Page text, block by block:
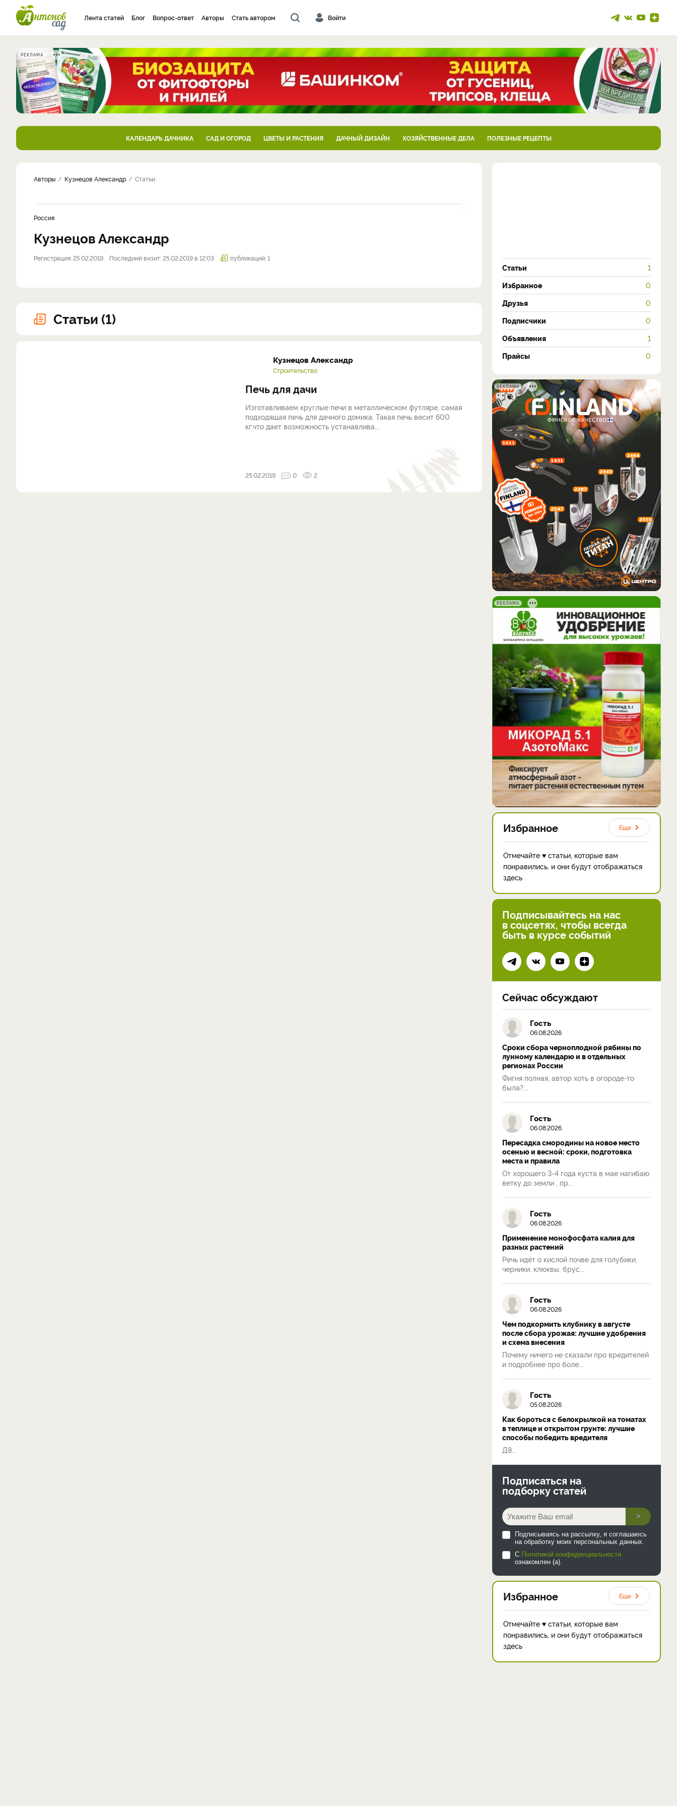
Лента статей Блог Вопрос-ответ Авторы Стать автором Войти
РЕКЛАМА
КАЛЕНДАРЬ ДАЧНИКА САД И ОГОРОД ЦВЕТЫ И РАСТЕНИЯ ДАЧНЫЙ ДИЗАЙН ХОЗЯЙСТВЕННЫЕ ДЕЛА ПОЛЕЗНЫЕ РЕЦЕПТЫ
Авторы Кузнецов Александр Статьи
Россия
Кузнецов Александр
Регистрация: 25.02.2019 Последний визит: 25.02.2019 в 12:03 публикаций: 1
Статьи (1)
Кузнецов Александр
Строительство
Печь для дачи
Изготавливаем круглые печи в металлическом футляре, самая
подходящая печь для дачного домика. Такая печь весит 600
кг.что дает возможность устанавлива...
25.02.2019 0 2
Статьи 1
Избранное 0
Друзья 0
Подписчики 0
Объявления 1
Прайсы 0
РЕКЛАМА
РЕКЛАМА
Избранное Еще
Отмечайте ♥ статьи, которые вам
понравились, и они будут отображаться
здесь
Подписывайтесь на нас
в соцсетях, чтобы всегда
быть в курсе событий
Сейчас обсуждают
Гость
06.08.2026
Сроки сбора черноплодной рябины по
лунному календарю и в отдельных
регионах России
Фигня полная, автор хоть в огороде-то
была?...
Гость
06.08.2026
Пересадка смородины на новое место
осенью и весной: сроки, подготовка
места и правила
От хорошего 3-4 года куста в мае нагибаю
ветку до земли , пр...
Гость
06.08.2026
Применение монофосфата калия для
разных растений
Речь идёт о кислой почве для голубики,
черники, клюквы, брус...
Гость
06.08.2026
Чем подкормить клубнику в августе
после сбора урожая: лучшие удобрения
и схема внесения
Почему ничего не сказали про вредителей
и подробнее про боле...
Гость
05.08.2026
Как бороться с белокрылкой на томатах
в теплице и открытом грунте: лучшие
способы победить вредителя
Д8...
Подписаться на
подборку статей
>
Подписываясь на рассылку, я соглашаюсь
на обработку моих персональных данных.
С Политикой конфиденциальности
ознакомлен (а).
Избранное Еще
Отмечайте ♥ статьи, которые вам
понравились, и они будут отображаться
здесь